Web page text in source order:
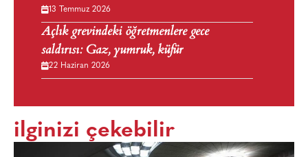
13 Temmuz 2026
Açlık grevindeki öğretmenlere gece
saldırısı: Gaz, yumruk, küfür
22 Haziran 2026
ilginizi çekebilir